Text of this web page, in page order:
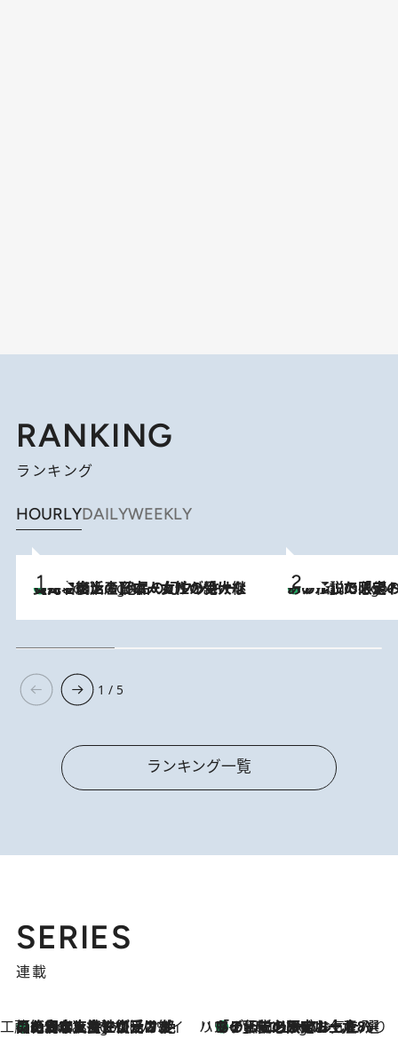
RANKING
ランキング
HOURLYDAILYWEEKLY
2 Hours Ago
【ハワイ土産】ローカルの絶大な支持で復活！ 絶品の幻クッキー《元ファンの日本人女性が受け継いだ名店》 2 Hours Ago
あの伝説の限定トートも！ リニューアルした「ディーン
1 / 5
ランキング一覧
SERIES
連載
工藤まやのおもてなしハワイ
2 Hours Ago
【ハワイ土産】ローカルの絶大な支持で復活！ 絶品の幻クッキー《元ファンの日本人女性が受け継いだ名店》 ハワイ賢者 リサのお気に入りリスト2 Hours Ago
あの伝説の限定トートも！ リニューアルした「ディーン＆デルーカ ハワイ」で必須のお土産8選